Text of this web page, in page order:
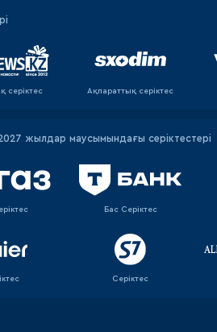
серiктес Ақпараттық серіктес
жылдар маусымындағы серіктестері
Бас Серіктес
Серіктес